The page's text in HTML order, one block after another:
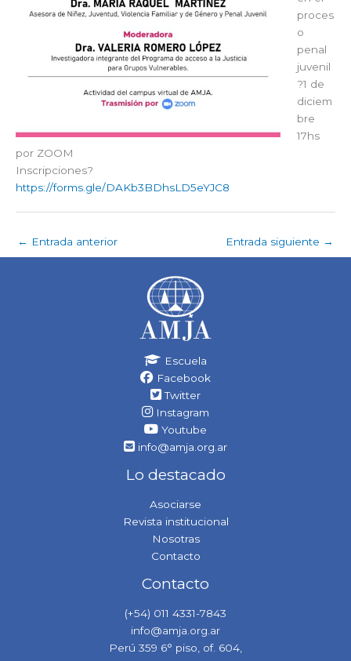
proces
o
penal
juvenil
?1 de
diciem
bre
17hs
por ZOOM
Inscripciones?
https://forms.gle/DAKb3BDhsLD5eYJC8
← Entrada anterior Entrada siguiente →
Escuela
Facebook
Twitter
Instagram
Youtube
info@amja.org.ar
Lo destacado
Asociarse
Revista institucional
Nosotras
Contacto
Contacto
(+54) 011 4331-7843
info@amja.org.ar
Perú 359 6° piso, of. 604,